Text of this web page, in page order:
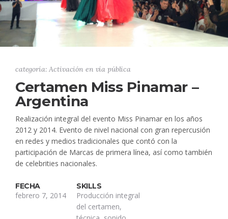
categoría: Activación en vía pública
Certamen Miss Pinamar –
Argentina
Realización integral del evento Miss Pinamar en los años
2012 y 2014. Evento de nivel nacional con gran repercusión
en redes y medios tradicionales que contó con la
participación de Marcas de primera línea, así como también
de celebrities nacionales.
FECHA
febrero 7, 2014
SKILLS
Producción integral
del certamen,